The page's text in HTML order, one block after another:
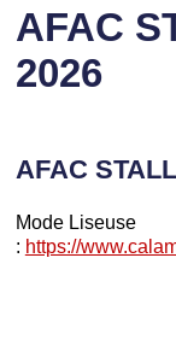
AFAC
2026
AFAC
Mode Liseuse
: https://